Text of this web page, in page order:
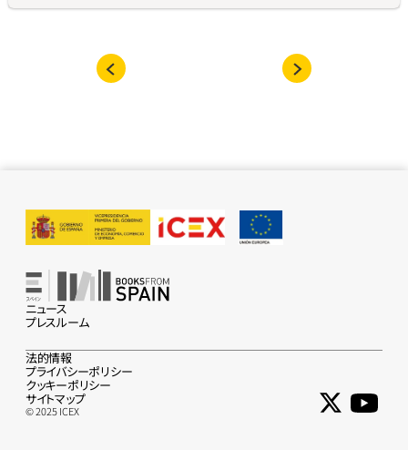
ニュース
プレスルーム
© 2025 ICEX
法的情報
プライバシーポリシー
クッキーポリシー
サイトマップ